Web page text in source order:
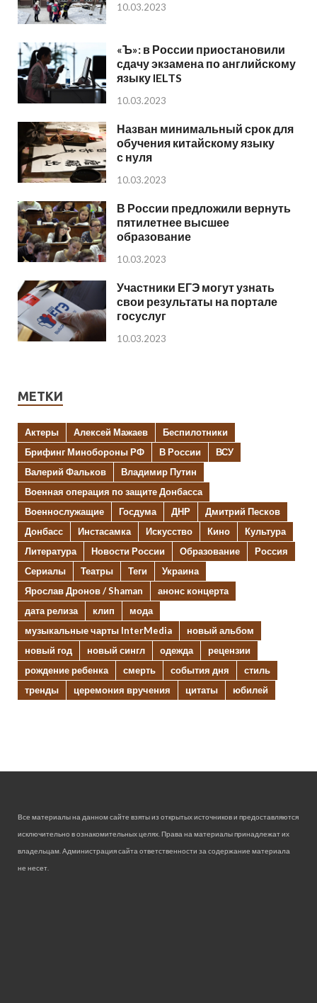
10.03.2023
«Ъ»: в России приостановили
сдачу экзамена по английскому
языку IELTS
10.03.2023
Назван минимальный срок для
обучения китайскому языку
с нуля
10.03.2023
В России предложили вернуть
пятилетнее высшее
образование
10.03.2023
Участники ЕГЭ могут узнать
свои результаты на портале
госуслуг
10.03.2023
МЕТКИ
Актеры Алексей Мажаев
Беспилотники
Брифинг Минобороны РФ
В России
ВСУ
Валерий Фальков
Владимир Путин
Военная операция по защите Донбасса
Военнослужащие
Госдума ДНР
Дмитрий Песков
Донбасс
Инстасамка Искусство Кино
Культура
Литература
Новости России Образование
Россия
Сериалы
Театры Теги
Украина
Ярослав Дронов / Shaman
анонс концерта
дата релиза
клип
мода
музыкальные чарты InterMedia
новый альбом
новый год
новый сингл одежда
рецензии
рождение ребенка
смерть события дня
стиль
тренды
церемония вручения цитаты юбилей
Все материалы на данном сайте взяты из открытых источников и предоставляются
исключительно в ознакомительных целях. Права на материалы принадлежат их
владельцам. Администрация сайта ответственности за содержание материала
не несет.